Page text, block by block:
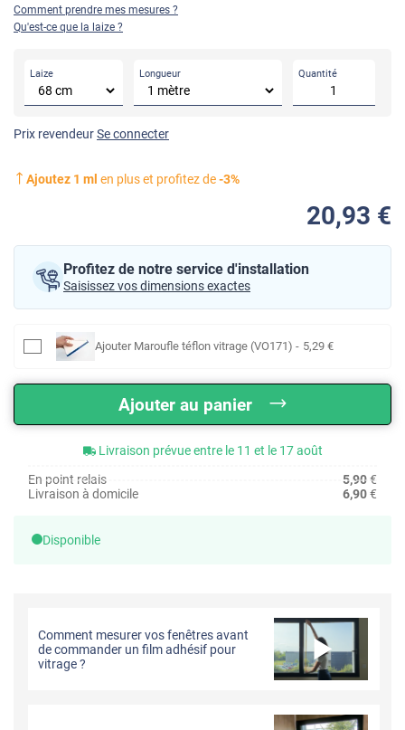
Comment prendre mes mesures ?
Qu'est-ce que la laize ?
Laize Longueur Quantité
Prix revendeurSe connecter
Ajoutez 1 ml en plus et profitez de-3%
20,93 €
Profitez de notre service d'installation
Saisissez vos dimensions exactes
Ajouter Maroufle téflon vitrage (VO171) - 5,29 €
Ajouter au panier
Livraison prévue entre le 11 et le 17 août
En point relais
5,90€
Livraison à domicile
6,90€
Disponible
Comment mesurer vos fenêtres avant
de commander un film adhésif pour
vitrage ?